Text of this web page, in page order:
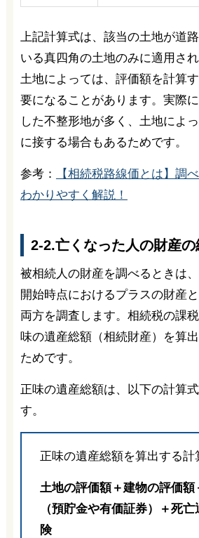
上記計算式は、該当の土地が道
いる真四角の土地のみに適用され
土地によっては、評価額を計算
要になることがあります。実際
した不整形地が多く、土地によ
に接する場合もあるためです。
参考：
【相続税路線価とは】調
わかりやすく解説！
2-2.亡くなった人の財産
被相続人の財産を調べるときは
開始時点におけるプラスの財産
両方を調査します。相続税の課
味の遺産総額（相続財産）を算
ためです。
正味の遺産総額は、以下の計算
す。
正味の遺産総額を算出する計
土地の評価額＋建物の評価額
（預貯金や有価証券）＋死
険